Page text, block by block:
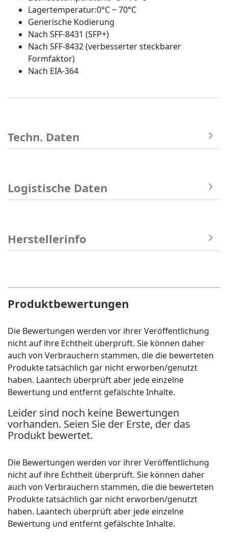
Lagertemperatur:0°C ~ 70°C
Generische Kodierung
Nach SFF-8431 (SFP+)
Nach SFF-8432 (verbesserter steckbarer
Formfaktor)
Nach EIA-364
Techn. Daten
Logistische Daten
Herstellerinfo
Produktbewertungen
Die Bewertungen werden vor ihrer Veröffentlichung
nicht auf ihre Echtheit überprüft. Sie können daher
auch von Verbrauchern stammen, die die bewerteten
Produkte tatsächlich gar nicht erworben/genutzt
haben. Laantech überprüft aber jede einzelne
Bewertung und entfernt gefälschte Inhalte.
Leider sind noch keine Bewertungen
vorhanden. Seien Sie der Erste, der das
Produkt bewertet.
Die Bewertungen werden vor ihrer Veröffentlichung
nicht auf ihre Echtheit überprüft. Sie können daher
auch von Verbrauchern stammen, die die bewerteten
Produkte tatsächlich gar nicht erworben/genutzt
haben. Laantech überprüft aber jede einzelne
Bewertung und entfernt gefälschte Inhalte.